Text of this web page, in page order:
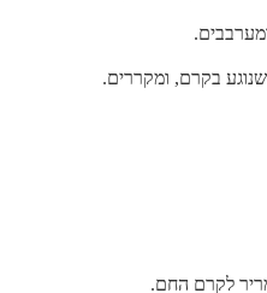
בקרם, ומקררים.